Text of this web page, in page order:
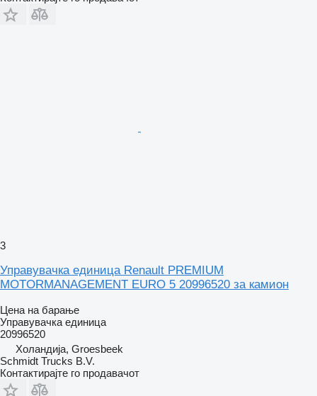
3
Управувачка единица Renault PREMIUM
MOTORMANAGEMENT EURO 5 20996520 за камион
Цена на барање
Управувачка единица
20996520
Холандија, Groesbeek
Schmidt Trucks B.V.
Контактирајте го продавачот